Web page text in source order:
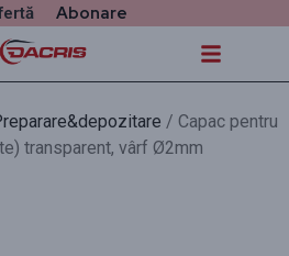
Abonare
/ Capac pentru
transparent, vârf Ø2mm